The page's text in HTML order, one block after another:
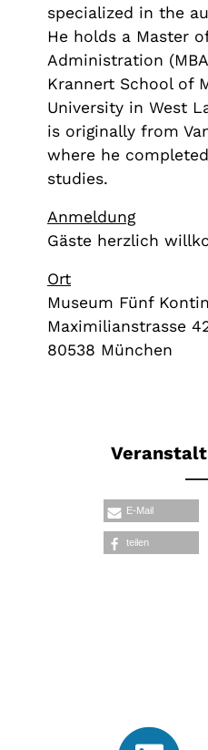
specialized in the
He holds a Master
Administration
Krannert School of
University in West
is originally from
where he
studies.
Anmeldung
Gäste herzlich
Ort
Museum Fünf
Maximilianstrasse
80538 München
E-Mail
teilen